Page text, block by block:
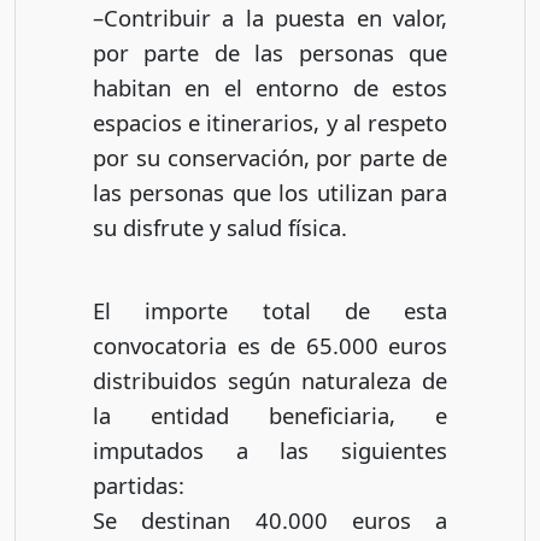
–Contribuir a la puesta en valor,
por parte de las personas que
habitan en el entorno de estos
espacios e itinerarios, y al respeto
por su conservación, por parte de
las personas que los utilizan para
su disfrute y salud física.
El importe total de esta
convocatoria es de 65.000 euros
distribuidos según naturaleza de
la entidad beneficiaria, e
imputados a las siguientes
partidas:
Se destinan 40.000 euros a